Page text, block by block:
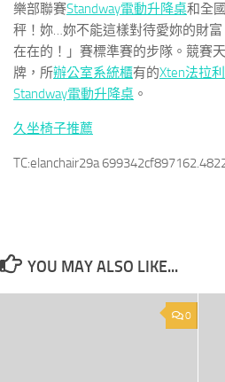
樂部聯賽Standway電動升降桌和全
秤！妳…妳不能這樣對待愛妳的財
在在的！」賽標準賽的步隊。競賽
牌，所辦公室系統櫃有的Xten法拉利
Standway電動升降桌 。
久坐椅子推薦
TC:elanchair29a
YOU MAY ALSO LIKE...
0